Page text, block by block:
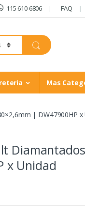
115 610 6806 FAQ
Mas
| DW47900HP x
x Unidad